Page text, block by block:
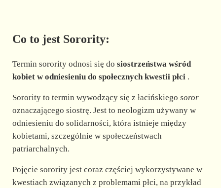
Co to jest Sorority:
Termin sorority odnosi się do siostrzeństwa wśród
kobiet w odniesieniu do społecznych kwestii płci.
Sorority to termin wywodzący się z łacińskiego soror
oznaczającego siostrę. Jest to neologizm używany w
odniesieniu do solidarności, która istnieje między
kobietami, szczególnie w społeczeństwach
patriarchalnych.
Pojęcie sorority jest coraz częściej wykorzystywane w
kwestiach związanych z problemami płci, na przykład